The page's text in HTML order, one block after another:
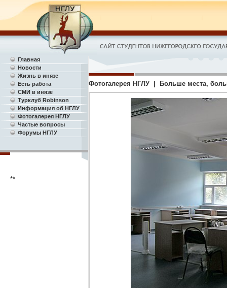
Главная
Новости
Жизнь в инязе
Есть работа
СМИ в инязе
Турклуб Robinson
Информация об НГЛУ
Фотогалерея НГЛУ
Частые вопросы
Форумы НГЛУ
**
Фотогалерея НГЛУ | Больше места,